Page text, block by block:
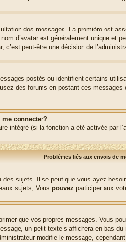
des messages. La première est
d’avatar est généralement unique et
peut-être une décision de
postés ou identifient certains
des forums en postant des
me connecter?
intégré (si la fonction a été activée par
Problèmes liés aux envois de
sujets. Il se peut que vous ayez
sujets, Vous pouvez participer aux
que vos propres messages. Vous
un petit texte s’affichera en bas
modifie le message,